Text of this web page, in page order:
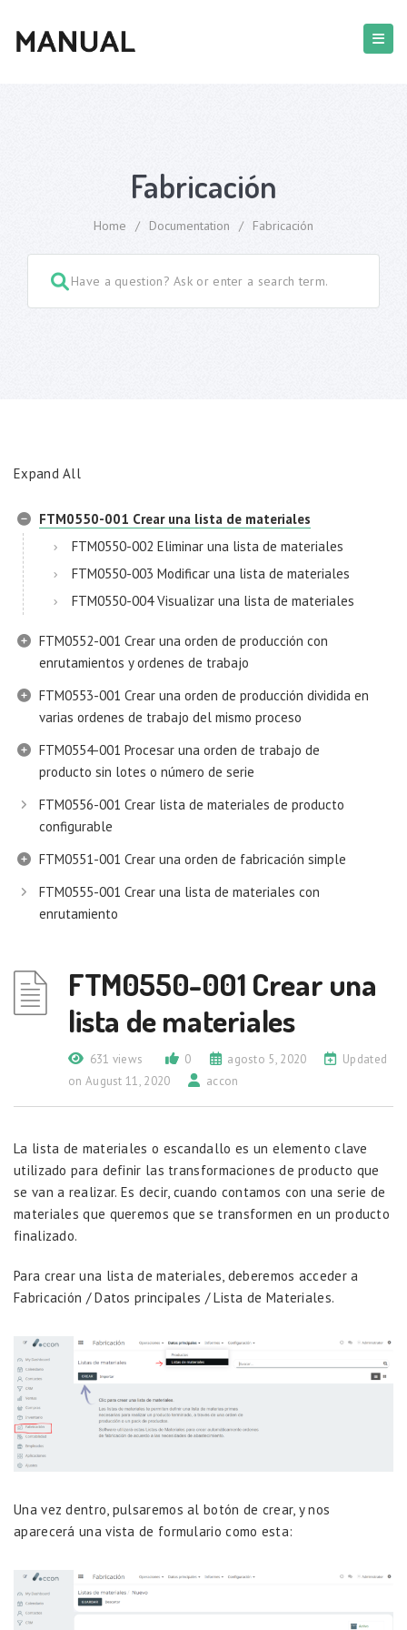
Fabricación
Home / Documentation / Fabricación
Expand All
FTM0550-001 Crear una lista de materiales
FTM0550-002 Eliminar una lista de materiales
FTM0550-003 Modificar una lista de materiales
FTM0550-004 Visualizar una lista de materiales
FTM0552-001 Crear una orden de producción con
enrutamientos y ordenes de trabajo
FTM0553-001 Crear una orden de producción dividida en
varias ordenes de trabajo del mismo proceso
FTM0554-001 Procesar una orden de trabajo de
producto sin lotes o número de serie
FTM0556-001 Crear lista de materiales de producto
configurable
FTM0551-001 Crear una orden de fabricación simple
FTM0555-001 Crear una lista de materiales con
enrutamiento
FTM0550-001 Crear una
lista de materiales
631 views 0 agosto 5, 2020
Updated
on August 11, 2020
accon
La lista de materiales o escandallo es un elemento clave
utilizado para definir las transformaciones de producto que
se van a realizar. Es decir, cuando contamos con una serie de
materiales que queremos que se transformen en un producto
finalizado.
Para crear una lista de materiales, deberemos acceder a
Fabricación / Datos principales / Lista de Materiales.
Una vez dentro, pulsaremos al botón de crear, y nos
aparecerá una vista de formulario como esta: